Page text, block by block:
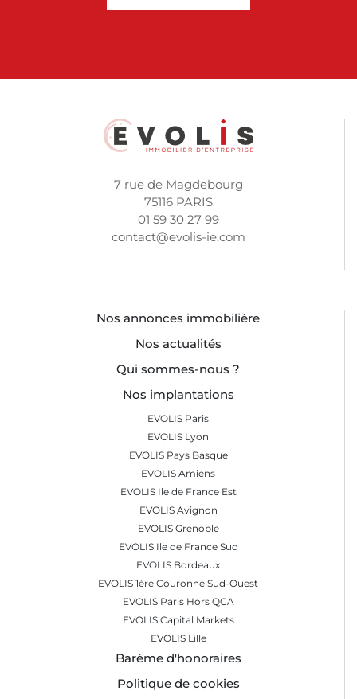
7 rue de Magdebourg
75116 PARIS
01 59 30 27 99
contact@evolis-ie.com
Nos annonces immobilière
Nos actualités
Qui sommes-nous ?
Nos implantations
EVOLIS Paris
EVOLIS Lyon
EVOLIS Pays Basque
EVOLIS Amiens
EVOLIS Ile de France Est
EVOLIS Avignon
EVOLIS Grenoble
EVOLIS Ile de France Sud
EVOLIS Bordeaux
EVOLIS 1ère Couronne Sud-Ouest
EVOLIS Paris Hors QCA
EVOLIS Capital Markets
EVOLIS Lille
Barème d'honoraires
Politique de cookies